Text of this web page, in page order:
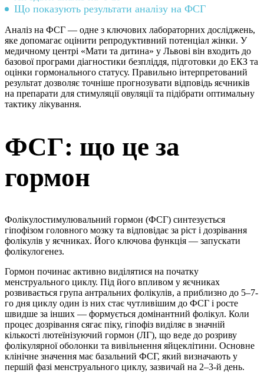
Що показують результати аналізу на ФСГ
Аналіз на ФСГ — одне з ключових лабораторних досліджень,
яке допомагає оцінити репродуктивний потенціал жінки. У
медичному центрі «Мати та дитина» у Львові він входить до
базової програми діагностики безпліддя, підготовки до ЕКЗ та
оцінки гормонального статусу. Правильно інтерпретований
результат дозволяє точніше прогнозувати відповідь яєчників
на препарати для стимуляції овуляції та підібрати оптимальну
тактику лікування.
ФСГ: що це за
гормон
Фолікулостимулювальний гормон (ФСГ) синтезується
гіпофізом головного мозку та відповідає за ріст і дозрівання
фолікулів у яєчниках. Його ключова функція — запускати
фолікулогенез.
Гормон починає активно виділятися на початку
менструального циклу. Під його впливом у яєчниках
розвивається група антральних фолікулів, а приблизно до 5–7-
го дня циклу один із них стає чутливішим до ФСГ і росте
швидше за інших — формується домінантний фолікул. Коли
процес дозрівання сягає піку, гіпофіз виділяє в значній
кількості лютеїнізуючий гормон (ЛГ), що веде до розриву
фолікулярної оболонки та вивільнення яйцеклітини. Основне
клінічне значення має базальний ФСГ, який визначають у
першій фазі менструального циклу, зазвичай на 2–3-й день.